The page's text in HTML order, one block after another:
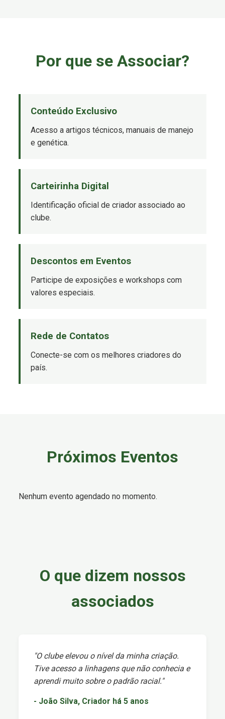
Por que se Associar?
Conteúdo Exclusivo
Acesso a artigos técnicos, manuais de manejo
e genética.
Carteirinha Digital
Identificação oficial de criador associado ao
clube.
Descontos em Eventos
Participe de exposições e workshops com
valores especiais.
Rede de Contatos
Conecte-se com os melhores criadores do
país.
Próximos Eventos
Nenhum evento agendado no momento.
O que dizem nossos
associados
"O clube elevou o nível da minha criação.
Tive acesso a linhagens que não conhecia e
aprendi muito sobre o padrão racial."
- João Silva, Criador há 5 anos